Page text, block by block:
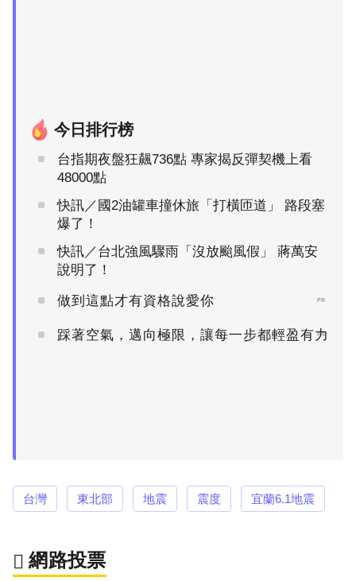
今日排行榜
台指期夜盤狂飆736點 專家揭反彈契機上看
48000點
快訊／國2油罐車撞休旅「打橫匝道」 路段塞
爆了！
快訊／台北強風驟雨「沒放颱風假」 蔣萬安
說明了！
做到這點才有資格說愛你 PR
踩著空氣，邁向極限，讓每一步都輕盈有力
PR
台灣 東北部 地震 震度 宜蘭6.1地震
網路投票